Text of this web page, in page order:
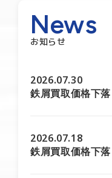
News
お知らせ
2026.07.30
鉄屑買取価格下落
2026.07.18
鉄屑買取価格下落